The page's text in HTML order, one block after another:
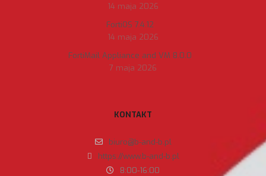
14 maja 2026
FortiOS 7.4.12
14 maja 2026
FortiMail Appliance and VM 8.0.0
7 maja 2026
KONTAKT
biuro@b-and-b.pl
https://www.b-and-b.pl
8:00-16:00